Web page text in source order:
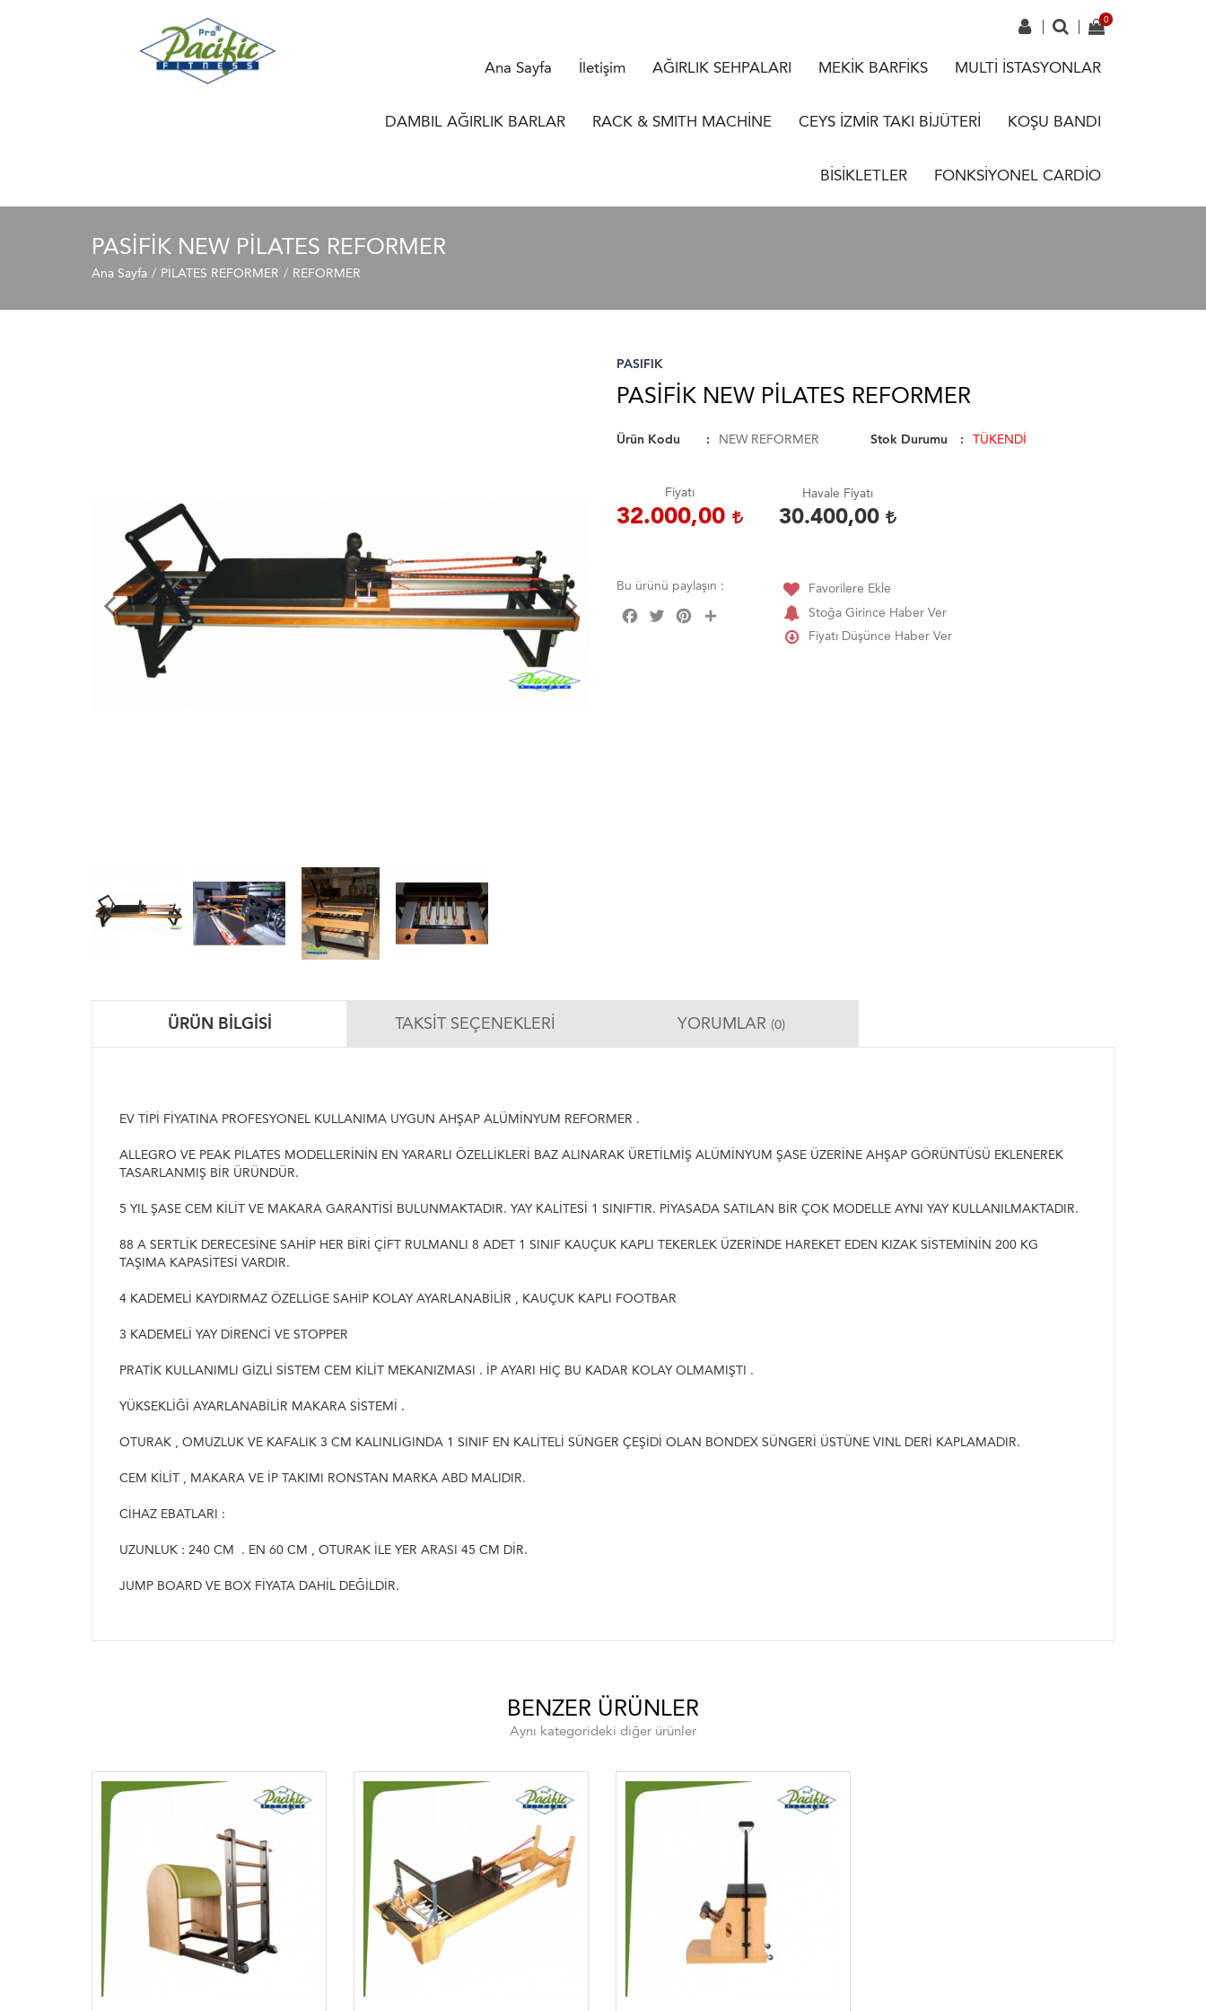
Ana Sayfa İletişim AĞIRLIK SEHPALARI MEKİK BARFİKS MULTİ İSTASYONLAR
DAMBIL AĞIRLIK BARLAR RACK & SMITH MACHİNE CEYS İZMİR TAKI BİJÜTERİ KOŞU BANDI
BİSİKLETLER FONKSİYONEL CARDİO
PASİFİK NEW PİLATES REFORMER
Ana Sayfa PİLATES REFORMER REFORMER
PASIFIK
PASİFİK NEW PİLATES REFORMER
Ürün Kodu NEW REFORMER Stok Durumu TÜKENDİ
Fiyatı
32.000,00
Havale Fiyatı
30.400,00
Bu ürünü paylaşın :
FacebookTwitterPinterest
Favorilere Ekle
Stoğa Girince Haber Ver
Fiyatı Düşünce Haber Ver
ÜRÜN BILGISI TAKSIT SEÇENEKLERI YORUMLAR (0)
EV TİPİ FİYATINA PROFESYONEL KULLANIMA UYGUN AHŞAP ALÜMİNYUM REFORMER .
ALLEGRO VE PEAK PİLATES MODELLERİNİN EN YARARLI ÖZELLİKLERİ BAZ ALINARAK ÜRETİLMİŞ ALÜMİNYUM ŞASE ÜZERİNE AHŞAP GÖRÜNTÜSÜ EKLENEREK
TASARLANMIŞ BİR ÜRÜNDÜR.
5 YIL ŞASE CEM KİLİT VE MAKARA GARANTİSİ BULUNMAKTADIR. YAY KALİTESİ 1 SINIFTIR. PİYASADA SATILAN BİR ÇOK MODELLE AYNI YAY KULLANILMAKTADIR.
88 A SERTLİK DERECESİNE SAHİP HER BİRİ ÇİFT RULMANLI 8 ADET 1 SINIF KAUÇUK KAPLI TEKERLEK ÜZERİNDE HAREKET EDEN KIZAK SİSTEMİNİN 200 KG
TAŞIMA KAPASİTESİ VARDIR.
4 KADEMELİ KAYDIRMAZ ÖZELLİGE SAHİP KOLAY AYARLANABİLİR , KAUÇUK KAPLI FOOTBAR
3 KADEMELİ YAY DİRENCİ VE STOPPER
PRATİK KULLANIMLI GİZLİ SİSTEM CEM KİLİT MEKANIZMASI . İP AYARI HİÇ BU KADAR KOLAY OLMAMIŞTI .
YÜKSEKLİĞİ AYARLANABİLİR MAKARA SİSTEMİ .
OTURAK , OMUZLUK VE KAFALIK 3 CM KALINLIGINDA 1 SINIF EN KALİTELİ SÜNGER ÇEŞİDİ OLAN BONDEX SÜNGERİ ÜSTÜNE VINL DERİ KAPLAMADIR.
CEM KİLİT , MAKARA VE İP TAKIMI RONSTAN MARKA ABD MALIDIR.
CİHAZ EBATLARI :
UZUNLUK : 240 CM . EN 60 CM , OTURAK İLE YER ARASI 45 CM DİR.
JUMP BOARD VE BOX FİYATA DAHİL DEĞİLDİR.
BENZER ÜRÜNLER
Aynı kategorideki diğer ürünler